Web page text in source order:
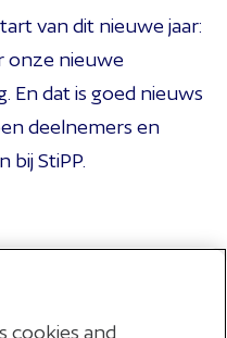
van dit nieuwe jaar:
onze nieuwe
En dat is goed nieuws
deelnemers en
bij StiPP.
cookies and